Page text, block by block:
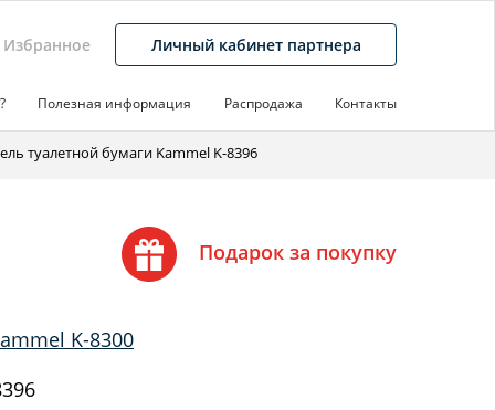
Избранное Личный кабинет партнера
Полезная информация Распродажа Контакты
туалетной бумаги Kammel K-8396
Подарок за покупку
K-8300